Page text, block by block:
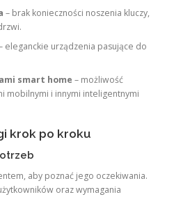
– brak konieczności noszenia kluczy,
eleganckie urządzenia pasujące do
smart home – możliwość
mobilnymi i innymi inteligentnymi
krok po kroku
aby poznać jego oczekiwania.
oraz wymagania